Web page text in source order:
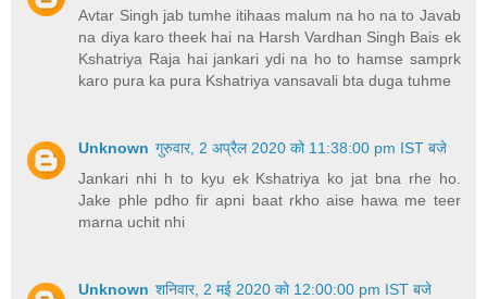
Avtar Singh jab tumhe itihaas malum na ho na to Javab
na diya karo theek hai na Harsh Vardhan Singh Bais ek
Kshatriya Raja hai jankari ydi na ho to hamse samprk
karo pura ka pura Kshatriya vansavali bta duga tuhme
Unknown गुरुवार, 2 अप्रैल 2020 को 11:38:00 pm IST बजे
Jankari nhi h to kyu ek Kshatriya ko jat bna rhe ho.
Jake phle pdho fir apni baat rkho aise hawa me teer
marna uchit nhi
Unknown शनिवार, 2 मई 2020 को 12:00:00 pm IST बजे